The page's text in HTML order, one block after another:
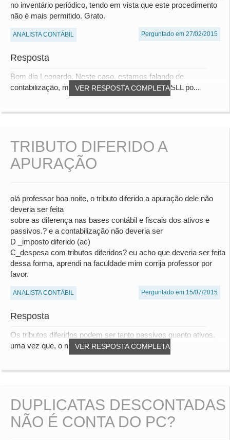
no inventário periódico, tendo em vista que este procedimento
não é mais permitido. Grato.
ANALISTA CONTÁBIL Perguntado em 27/02/2015
Resposta
VER RESPOSTA COMPLETA
Bom dia Leonardo, Neste caso, estamos falando de
contabilização, mas para a apuração de IRPJ/CSLL po...
TRIBUTO DIFERIDO A
APURAÇÃO
olá professor boa noite, o tributo diferido a apuração dele não
deveria ser feita
sobre as diferença nas bases contábil e fiscais dos ativos e
passivos.? e a contabilização não deveria ser
D _imposto diferido (ac)
C_despesa com tributos diferidos? eu acho que deveria ser feita
dessa forma, aprendi na faculdade mim corrija professor por
favor.
ANALISTA CONTÁBIL Perguntado em 15/07/2015
Resposta
VER RESPOSTA COMPLETA
Os tributos diferidos podem ser tanto passivos quanto ativos,
uma vez que, o mesmo não incide soment...
DUPLICATAS DESCONTADAS
NÃO É CONTA DO PC?